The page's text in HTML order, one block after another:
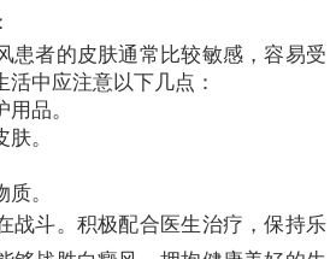
患者的皮肤通常比较敏感，容易受
中应注意以下几点：
品。
。
。
战斗。积极配合医生治疗，保持乐